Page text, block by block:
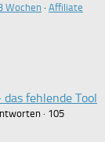
Wochen · Affiliate
fehlende Tool
· 105